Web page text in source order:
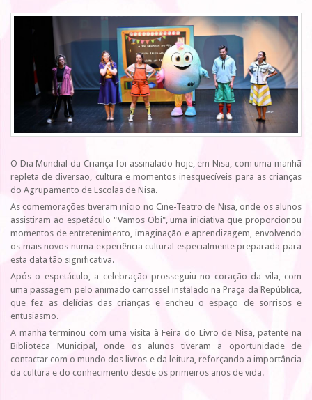
O Dia Mundial da Criança foi assinalado hoje, em Nisa, com uma manhã
repleta de diversão, cultura e momentos inesquecíveis para as crianças
do Agrupamento de Escolas de Nisa.
As comemorações tiveram início no Cine-Teatro de Nisa, onde os alunos
assistiram ao espetáculo "Vamos Obi", uma iniciativa que proporcionou
momentos de entretenimento, imaginação e aprendizagem, envolvendo
os mais novos numa experiência cultural especialmente preparada para
esta data tão significativa.
Após o espetáculo, a celebração prosseguiu no coração da vila, com
uma passagem pelo animado carrossel instalado na Praça da República,
que fez as delícias das crianças e encheu o espaço de sorrisos e
entusiasmo.
A manhã terminou com uma visita à Feira do Livro de Nisa, patente na
Biblioteca Municipal, onde os alunos tiveram a oportunidade de
contactar com o mundo dos livros e da leitura, reforçando a importância
da cultura e do conhecimento desde os primeiros anos de vida.